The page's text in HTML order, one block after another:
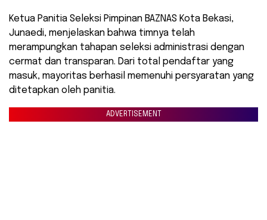
​Ketua Panitia Seleksi Pimpinan BAZNAS Kota Bekasi,
Junaedi, menjelaskan bahwa timnya telah
merampungkan tahapan seleksi administrasi dengan
cermat dan transparan. Dari total pendaftar yang
masuk, mayoritas berhasil memenuhi persyaratan yang
ditetapkan oleh panitia.
ADVERTISEMENT